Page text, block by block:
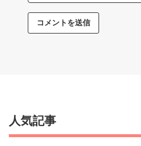
人気記事